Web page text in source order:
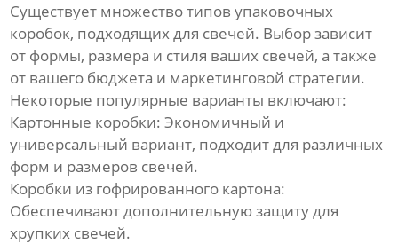
Существует множество типов упаковочных
коробок, подходящих для свечей. Выбор зависит
от формы, размера и стиля ваших свечей, а также
от вашего бюджета и маркетинговой стратегии.
Некоторые популярные варианты включают:
Картонные коробки: Экономичный и
универсальный вариант, подходит для различных
форм и размеров свечей.
Коробки из гофрированного картона:
Обеспечивают дополнительную защиту для
хрупких свечей.